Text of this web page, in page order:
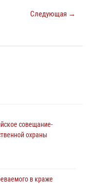
Следующая →
совещание-
охраны
в краже